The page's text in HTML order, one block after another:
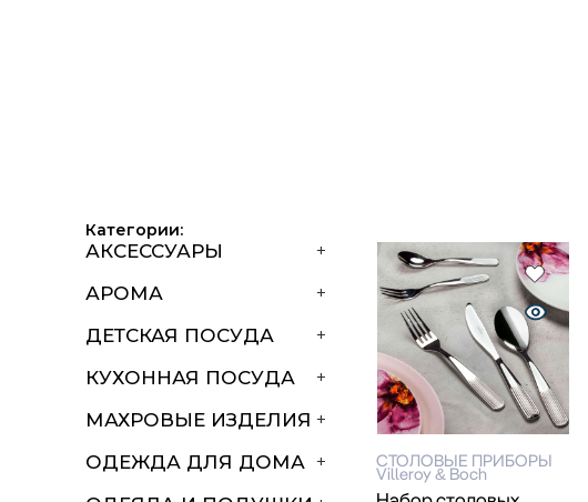
Категории:
+
АКСЕССУАРЫ
+
АРОМА
+
ДЕТСКАЯ ПОСУДА
+
КУХОННАЯ ПОСУДА
+
МАХРОВЫЕ ИЗДЕЛИЯ
+
ОДЕЖДА ДЛЯ ДОМА СТОЛОВЫЕ ПРИБОРЫ
Villeroy & Boch